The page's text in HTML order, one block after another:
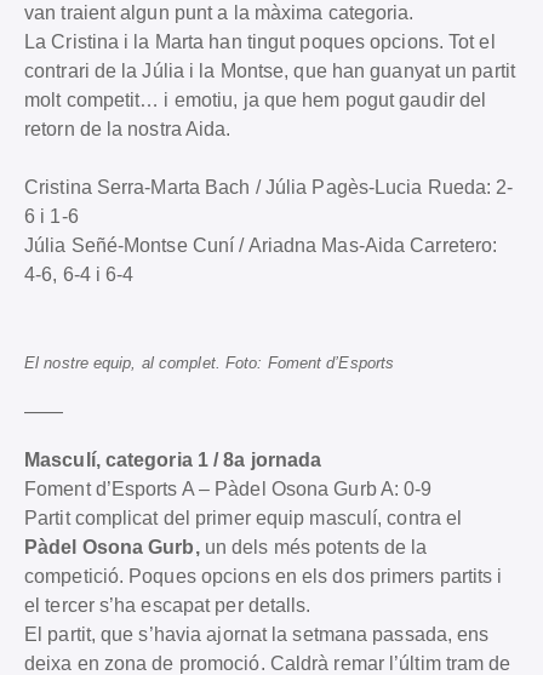
van traient algun punt a la màxima categoria.
La Cristina i la Marta han tingut poques opcions. Tot el
contrari de la Júlia i la Montse, que han guanyat un partit
molt competit… i emotiu, ja que hem pogut gaudir del
retorn de la nostra Aida.
Cristina Serra-Marta Bach / Júlia Pagès-Lucia Rueda: 2-
6 i 1-6
Júlia Señé-Montse Cuní / Ariadna Mas-Aida Carretero:
4-6, 6-4 i 6-4
El nostre equip, al complet. Foto: Foment d’Esports
——
Masculí, categoria 1 / 8a jornada
Foment d’Esports A – Pàdel Osona Gurb A: 0-9
Partit complicat del primer equip masculí, contra el
Pàdel Osona Gurb,un dels més potents de la
competició. Poques opcions en els dos primers partits i
el tercer s’ha escapat per detalls.
El partit, que s’havia ajornat la setmana passada, ens
deixa en zona de promoció. Caldrà remar l’últim tram de